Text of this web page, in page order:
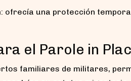
: ofrecía una protección
el Parole in
familiares de militares,